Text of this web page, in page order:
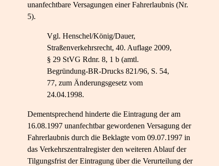
unanfechtbare Versagungen einer Fahrerlaubnis (Nr.
5).
Vgl. Henschel/König/Dauer,
Straßenverkehrsrecht, 40. Auflage 2009,
§ 29 StVG Rdnr. 8, 1 b (amtl.
Begründung-BR-Drucks 821/96, S. 54,
77, zum Änderungsgesetz vom
24.04.1998.
Dementsprechend hinderte die Eintragung der am
16.08.1997 unanfechtbar gewordenen Versagung der
Fahrerlaubnis durch die Beklagte vom 09.07.1997 in
das Verkehrszentralregister den weiteren Ablauf der
Tilgungsfrist der Eintragung über die Verurteilung der